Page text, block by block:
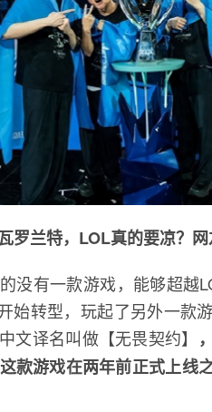
罗兰特，LOL真的要凉？网
没有一款游戏，能够超越
始转型，玩起了另外一款
文译名叫做【无畏契约】
款游戏在两年前正式上线